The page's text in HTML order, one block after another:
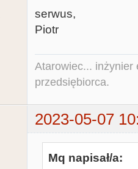
serwus,
Piotr
Atarowiec... inżynier
przedsiębiorca.
2023-05-07
Mq napisał/a: